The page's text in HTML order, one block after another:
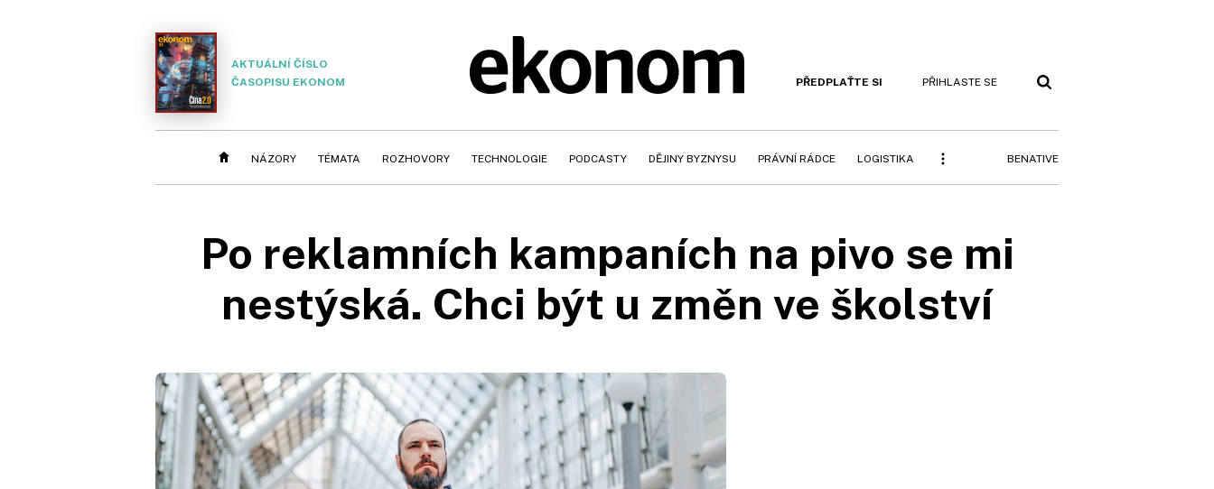
AKTUÁLNÍ ČÍSLO
ČASOPISU EKONOM
PŘEDPLAŤTE SI PŘIHLASTE SE
NÁZORY TÉMATA ROZHOVORY TECHNOLOGIE PODCASTY DĚJINY BYZNYSU PRÁVNÍ RÁDCE LOGISTIKA BENATIVE
Po reklamních kampaních na pivo se mi
nestýská. Chci být u změn ve školství